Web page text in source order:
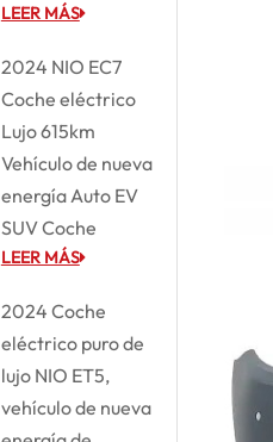
LEER MÁS
2024 NIO EC7
Coche eléctrico
Lujo 615km
Vehículo de nueva
energía Auto EV
SUV Coche
LEER MÁS
2024 Coche
eléctrico puro de
lujo NIO ET5,
vehículo de nueva